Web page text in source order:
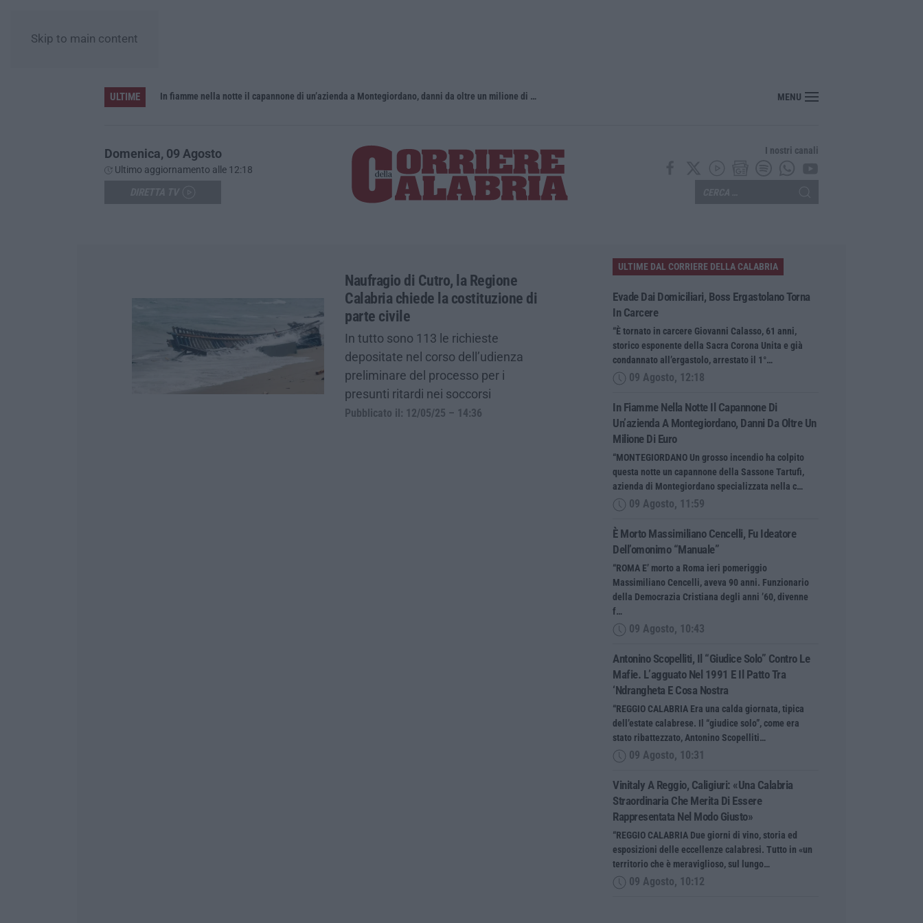
Skip to main content
ULTIME In fiamme nella notte il capannone di un’azienda a Montegiordano, danni da oltre un milione di euro È morto Massimiliano Cencelli, fu ideatore dell’omonimo “manuale”
MENU
Domenica, 09 Agosto
Ultimo aggiornamento alle 12:18
I nostri canali
Naufragio di Cutro, la Regione
Calabria chiede la costituzione di
parte civile
In tutto sono 113 le richieste
depositate nel corso dell’udienza
preliminare del processo per i
presunti ritardi nei soccorsi
Pubblicato il: 12/05/25 – 14:36
ULTIME DAL CORRIERE DELLA CALABRIA
Evade Dai Domiciliari, Boss Ergastolano Torna
In Carcere
“È tornato in carcere Giovanni Calasso, 61 anni,
storico esponente della Sacra Corona Unita e già
condannato all’ergastolo, arrestato il 1°…
09 Agosto, 12:18
In Fiamme Nella Notte Il Capannone Di
Un’azienda A Montegiordano, Danni Da Oltre Un
Milione Di Euro
“MONTEGIORDANO Un grosso incendio ha colpito
questa notte un capannone della Sassone Tartufi,
azienda di Montegiordano specializzata nella c…
09 Agosto, 11:59
È Morto Massimiliano Cencelli, Fu Ideatore
Dell’omonimo “manuale”
“ROMA E’ morto a Roma ieri pomeriggio
Massimiliano Cencelli, aveva 90 anni. Funzionario
della Democrazia Cristiana degli anni ’60, divenne
f…
09 Agosto, 10:43
Antonino Scopelliti, Il “giudice Solo” Contro Le
Mafie. L’agguato Nel 1991 E Il Patto Tra
‘ndrangheta E Cosa Nostra
“REGGIO CALABRIA Era una calda giornata, tipica
dell’estate calabrese. Il “giudice solo”, come era
stato ribattezzato, Antonino Scopelliti…
09 Agosto, 10:31
Vinitaly A Reggio, Caligiuri: «Una Calabria
Straordinaria Che Merita Di Essere
Rappresentata Nel Modo Giusto»
“REGGIO CALABRIA Due giorni di vino, storia ed
esposizioni delle eccellenze calabresi. Tutto in «un
territorio che è meraviglioso, sul lungo…
09 Agosto, 10:12